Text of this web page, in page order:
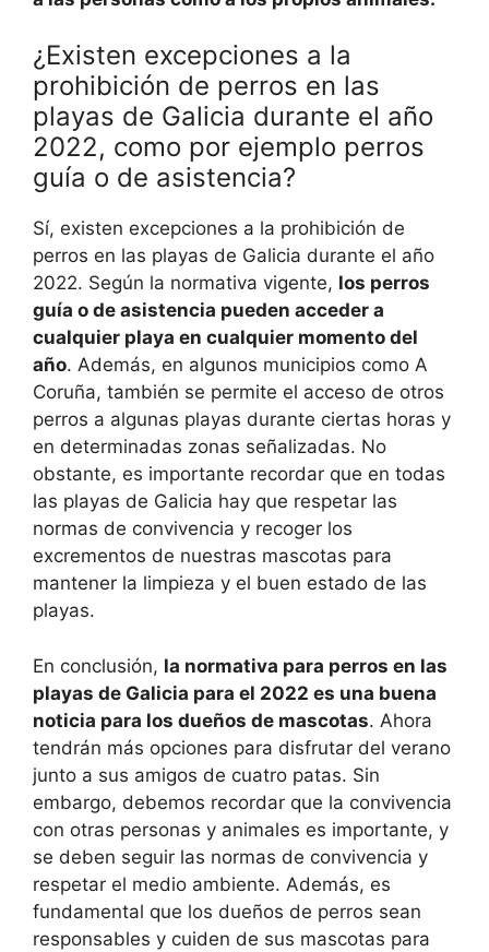
¿Existen excepciones a la
prohibición de perros en las
playas de Galicia durante el año
2022, como por ejemplo perros
guía o de asistencia?
Sí, existen excepciones a la prohibición de
perros en las playas de Galicia durante el año
2022. Según la normativa vigente, los perros
guía o de asistencia pueden acceder a
cualquier playa en cualquier momento del
año. Además, en algunos municipios como A
Coruña, también se permite el acceso de otros
perros a algunas playas durante ciertas horas y
en determinadas zonas señalizadas. No
obstante, es importante recordar que en todas
las playas de Galicia hay que respetar las
normas de convivencia y recoger los
excrementos de nuestras mascotas para
mantener la limpieza y el buen estado de las
playas.
En conclusión, la normativa para perros en las
playas de Galicia para el 2022 es una buena
noticia para los dueños de mascotas. Ahora
tendrán más opciones para disfrutar del verano
junto a sus amigos de cuatro patas. Sin
embargo, debemos recordar que la convivencia
con otras personas y animales es importante, y
se deben seguir las normas de convivencia y
respetar el medio ambiente. Además, es
fundamental que los dueños de perros sean
responsables y cuiden de sus mascotas para